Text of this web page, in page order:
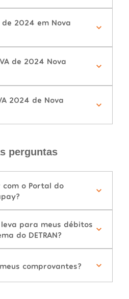
de 2024 em Nova
de 2024 Nova
2024 de Nova
perguntas
com o Portal do
para meus débitos
do DETRAN?
comprovantes?